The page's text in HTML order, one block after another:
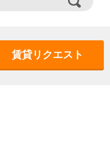
賃貸リクエスト